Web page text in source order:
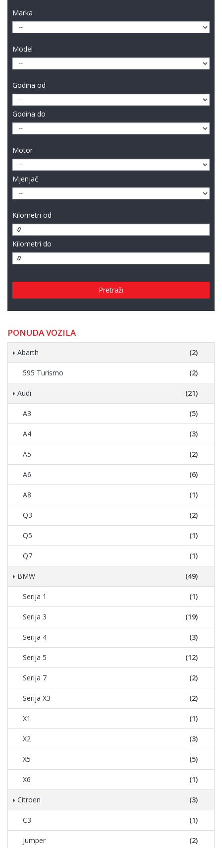
Marka
Model
Godina od
Godina do
Motor
Mjenjač
Kilometri od
Kilometri do
Pretraži
PONUDA VOZILA
Abarth (2)
595 Turismo (2)
Audi (21)
A3 (5)
A4 (3)
A5 (2)
A6 (6)
A8 (1)
Q3 (2)
Q5 (1)
Q7 (1)
BMW (49)
Serija 1 (1)
Serija 3 (19)
Serija 4 (3)
Serija 5 (12)
Serija 7 (2)
Serija X3 (2)
X1 (1)
X2 (3)
X5 (5)
X6 (1)
Citroen (3)
C3 (1)
Jumper (2)